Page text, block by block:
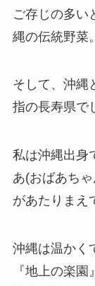
ご存じの多い
縄の伝統野菜。
そして、沖縄
指の長寿県で
私は沖縄出身
あ(おばあち
があたりまえ
沖縄は温かく
『地上の楽